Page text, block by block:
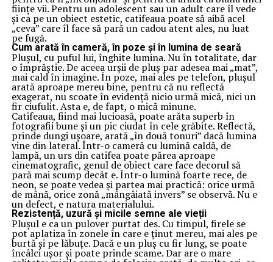
ființe vii. Pentru un adolescent sau un adult care îl vede
și ca pe un obiect estetic, catifeaua poate să aibă acel
„ceva” care îl face să pară un cadou atent ales, nu luat
pe fugă.
Cum arată în cameră, în poze și în lumina de seară
Plușul, cu puful lui, înghite lumina. Nu în totalitate, dar
o împrăștie. De aceea urșii de pluș par adesea mai „mat”,
mai cald în imagine. În poze, mai ales pe telefon, plușul
arată aproape mereu bine, pentru că nu reflectă
exagerat, nu scoate în evidență nicio urmă mică, nici un
fir ciufulit. Asta e, de fapt, o mică minune.
Catifeaua, fiind mai lucioasă, poate arăta superb în
fotografii bune și un pic ciudat în cele grăbite. Reflectă,
prinde dungi ușoare, arată „în două tonuri” dacă lumina
vine din lateral. Într-o cameră cu lumină caldă, de
lampă, un urs din catifea poate părea aproape
cinematografic, genul de obiect care face decorul să
pară mai scump decât e. Într-o lumină foarte rece, de
neon, se poate vedea și partea mai practică: orice urmă
de mână, orice zonă „mângâiată invers” se observă. Nu e
un defect, e natura materialului.
Rezistență, uzură și micile semne ale vieții
Plușul e ca un pulover purtat des. Cu timpul, firele se
pot aplatiza în zonele în care e ținut mereu, mai ales pe
burtă și pe lăbuțe. Dacă e un pluș cu fir lung, se poate
încâlci ușor și poate prinde scame. Dar are o mare